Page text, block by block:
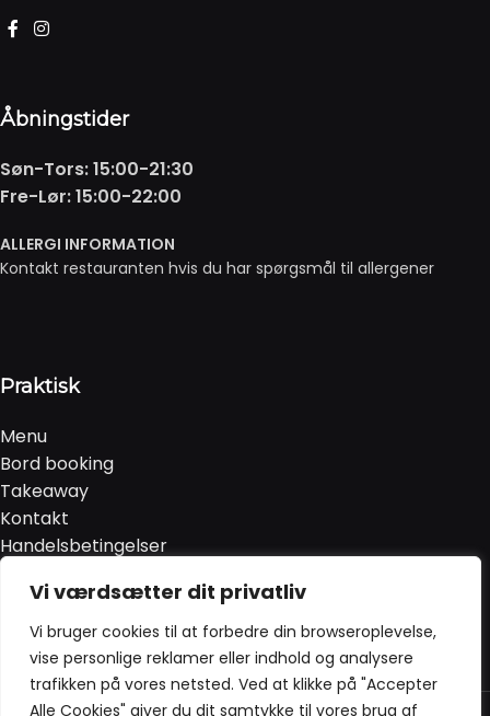
Vi værdsætter dit privatliv
Vi bruger cookies til at forbedre din browseroplevelse,
vise personlige reklamer eller indhold og analysere
trafikken på vores netsted. Ved at klikke på "Accepter
Alle Cookies" giver du dit samtykke til vores brug af
Åbningstider
Søn-Tors: 15:00-21:30
Fre-Lør: 15:00-22:00
ALLERGI INFORMATION
Kontakt restauranten hvis du har spørgsmål til allergener
Praktisk
Menu
Bord booking
Takeaway
Kontakt
Handelsbetingelser
Smileyrapport
Sezer Restaurant @ 2024 | Powered byNemBestil ApS